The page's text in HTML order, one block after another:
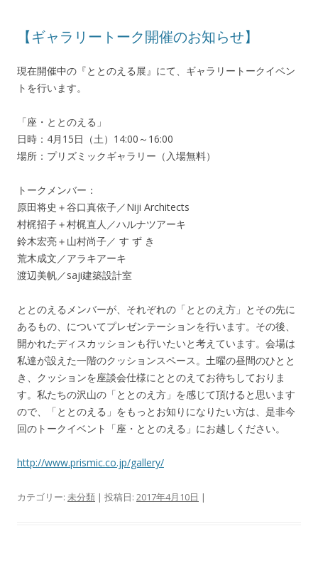
【ギャラリートーク開催のお知らせ】
現在開催中の『ととのえる展』にて、ギャラリートークイベン
トを行います。
「座・ととのえる」
日時：4月15日（土）14:00～16:00
場所：プリズミックギャラリー（入場無料）
トークメンバー：
原田将史＋谷口真依子／Niji Architects
村梶招子＋村梶直人／ハルナツアーキ
鈴木宏亮＋山村尚子／ す ず き
荒木成文／アラキアーキ
渡辺美帆／saji建築設計室
ととのえるメンバーが、それぞれの「ととのえ方」とその先に
あるもの、についてプレゼンテーションを行います。その後、
開かれたディスカッションも行いたいと考えています。会場は
私達が設えた一階のクッションスペース。土曜の昼間のひとと
き、クッションを座談会仕様にととのえてお待ちしておりま
す。私たちの沢山の「ととのえ方」を感じて頂けると思います
ので、「ととのえる」をもっとお知りになりたい方は、是非今
回のトークイベント「座・ととのえる」にお越しください。
http://www.prismic.co.jp/gallery/
カテゴリー: 未分類 | 投稿日: 2017年4月10日 |